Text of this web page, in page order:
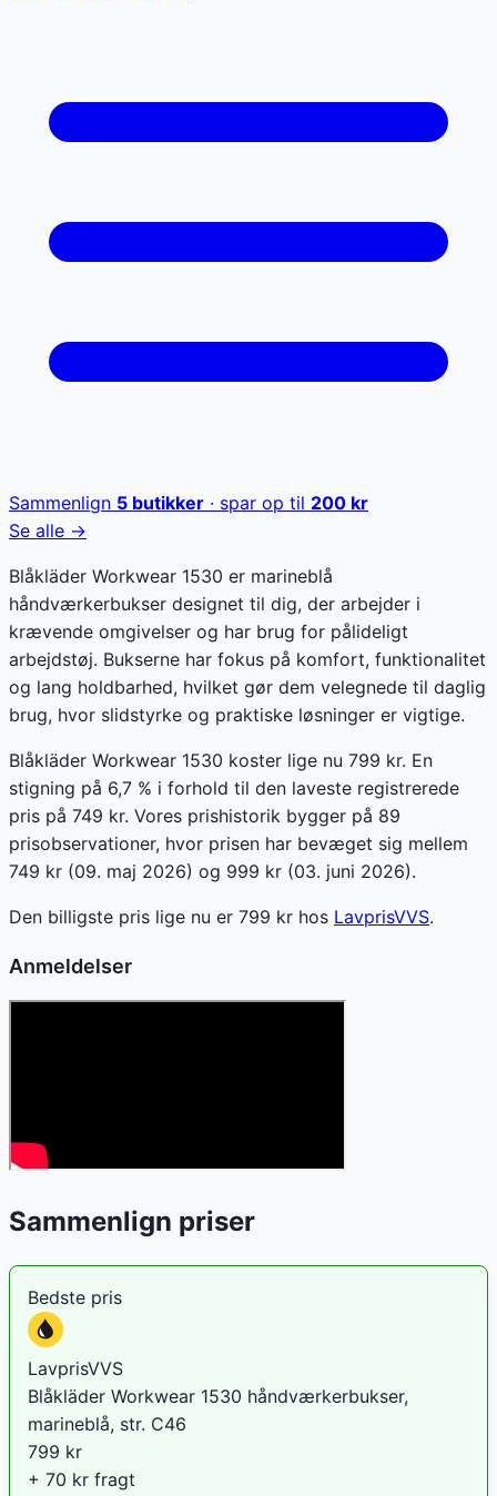
Sammenlign 5 butikker · spar op til 200 kr
Se alle →
Blåkläder Workwear 1530 er marineblå
håndværkerbukser designet til dig, der arbejder i
krævende omgivelser og har brug for pålideligt
arbejdstøj. Bukserne har fokus på komfort, funktionalitet
og lang holdbarhed, hvilket gør dem velegnede til daglig
brug, hvor slidstyrke og praktiske løsninger er vigtige.
Blåkläder Workwear 1530 koster lige nu 799 kr. En
stigning på 6,7 % i forhold til den laveste registrerede
pris på 749 kr. Vores prishistorik bygger på 89
prisobservationer, hvor prisen har bevæget sig mellem
749 kr (09. maj 2026) og 999 kr (03. juni 2026).
Den billigste pris lige nu er 799 kr hos LavprisVVS.
Anmeldelser
Sammenlign priser
Bedste pris
LavprisVVS
Blåkläder Workwear 1530 håndværkerbukser,
marineblå, str. C46
799 kr
+ 70 kr fragt